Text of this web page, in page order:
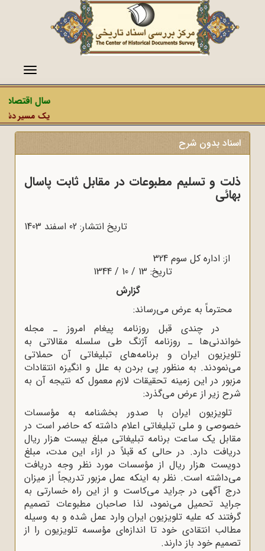
منو
سال اقتصاد
یک مسیر
اسناد بدون شرح
ذلت و تسلیم مطبوعات در مقابل ثابت پاسال
بهائی
تاریخ انتشار: 02 اسفند 1403
تاریخ: 13 / 10 / 1344
گزارش
محترماً به عرض می‌رساند:
در چندی قبل روزنامه پیغام امروز ـ مجله
خواندنی‌ها ـ روزنامه آژنگ طی سلسله مقالاتی به
تلویزیون ایران و برنامه‌های تبلیغاتی آن حملاتی
می‌نمودند. به منظور پی بردن به علل و انگیزه انتقادات
مزبور در این زمینه تحقیقات لازم معمول که نتیجه آن به
شرح زیر از عرض می‌گذرد:
تلویزیون ایران با صدور بخشنامه به مؤسسات
خصوصی و ملی تبلیغاتی اعلام داشته که حاضر است در
مقابل یک ساعت برنامه تبلیغاتی مبلغ بیست هزار ریال
دریافت دارد. در حالی که قبلاً در ازاء این مدت، مبلغ
دویست هزار ریال از مؤسسات مورد نظر وجه دریافت
می‌داشته است. نظر به اینکه عمل مزبور تدریجاً از میزان
درج آگهی در جراید می‌کاست و از این راه خسارتی به
جراید تحمیل می‌نمود، لذا صاحبان مطبوعات تصمیم
گرفتند که علیه تلویزیون ایران وارد عمل شده و به وسیله
مطالب انتقادی خود تا اندازه‌ای مؤسسه تلویزیون را از
تصمیم خود باز دارند.